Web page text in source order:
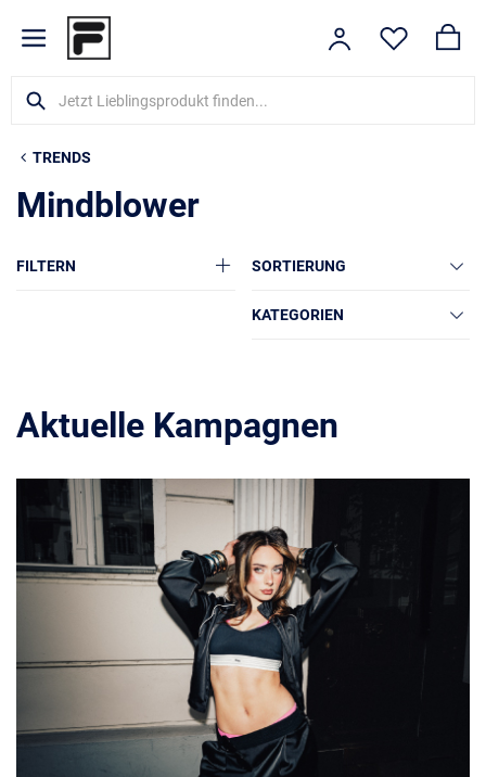
TRENDS
Mindblower
FILTERN SORTIERUNG
KATEGORIEN
Aktuelle Kampagnen